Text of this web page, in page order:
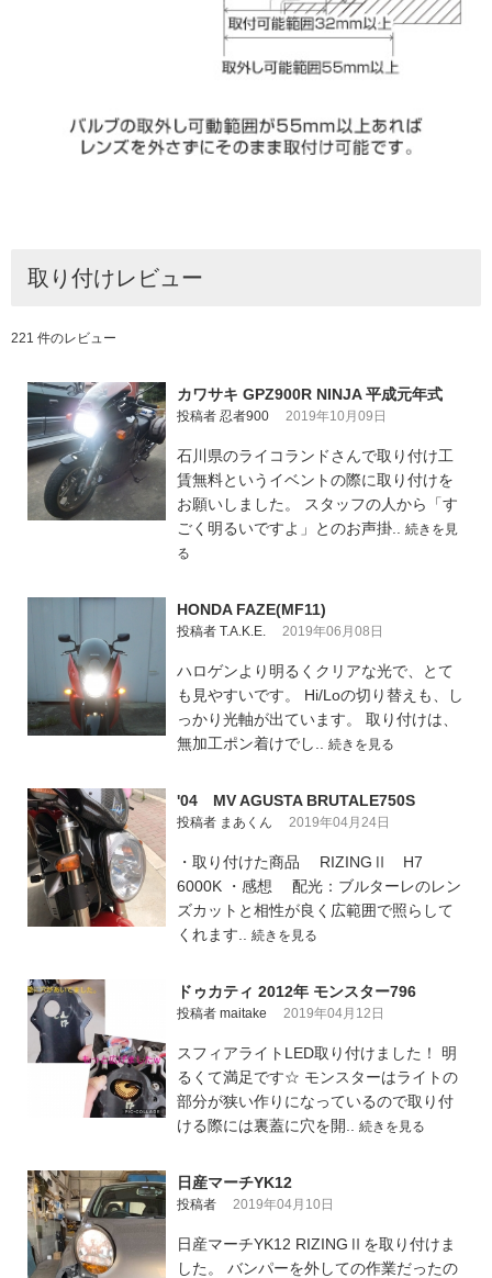
取り付けレビュー
221 件のレビュー
カワサキ GPZ900R NINJA 平成元年式
投稿者 忍者900 2019年10月09日
石川県のライコランドさんで取り付け工
賃無料というイベントの際に取り付けを
お願いしました。 スタッフの人から「す
ごく明るいですよ」とのお声掛.. 続きを見
る
HONDA FAZE(MF11)
投稿者 T.A.K.E. 2019年06月08日
ハロゲンより明るくクリアな光で、とて
も見やすいです。 Hi/Loの切り替えも、し
っかり光軸が出ています。 取り付けは、
無加工ポン着けでし.. 続きを見る
'04 MV AGUSTA BRUTALE750S
投稿者 まあくん 2019年04月24日
・取り付けた商品 RIZINGⅡ H7
6000K ・感想 配光：ブルターレのレン
ズカットと相性が良く広範囲で照らして
くれます.. 続きを見る
ドゥカティ 2012年 モンスター796
投稿者 maitake 2019年04月12日
スフィアライトLED取り付けました！ 明
るくて満足です☆ モンスターはライトの
部分が狭い作りになっているので取り付
ける際には裏蓋に穴を開.. 続きを見る
日産マーチYK12
投稿者 2019年04月10日
日産マーチYK12 RIZINGⅡを取り付けま
した。 バンパーを外しての作業だったの